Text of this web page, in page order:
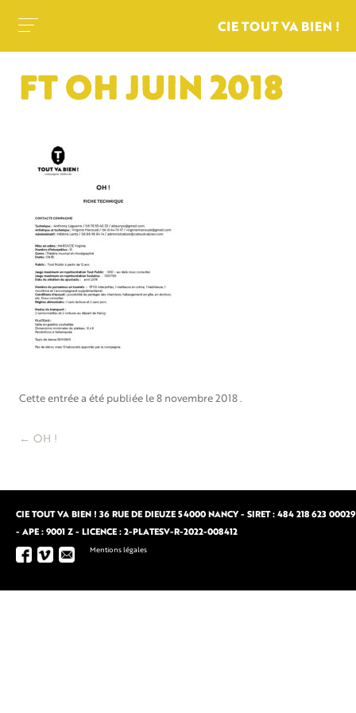
FT OH JUIN 2018
Cette entrée a été publiée le 8 novembre 2018 .
Navigation
← OH !
CIE TOUT VA BIEN ! 36 RUE DE DIEUZE 54000 NANCY - SIRET : 484 218 623 00029
- APE : 9001 Z - LICENCE : 2-PLATESV-R-2022-008412
Mentions légales
CIE TOUT VA BIEN !